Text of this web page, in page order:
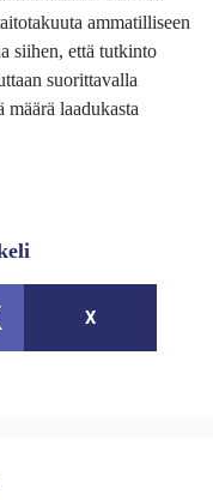
ammatilliseen
siihen, että tutkinto
suorittavalla
laadukasta
X